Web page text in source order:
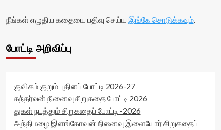
நீங்கள் எழுதிய கதையை பதிவு செய்ய இங்கே சொடுக்கவும்.
போட்டி அறிவிப்பு
குவிகம் குறும் புதினப் போட்டி 2026-27
கந்தர்வன் நினைவு சிறுகதை போட்டி 2026
துகள் நடத்தும் சிறுகதைப் போட்டி -2026
அந்திமழை இளங்கோவன் நினைவு இளையோர் சிறுகதைப்